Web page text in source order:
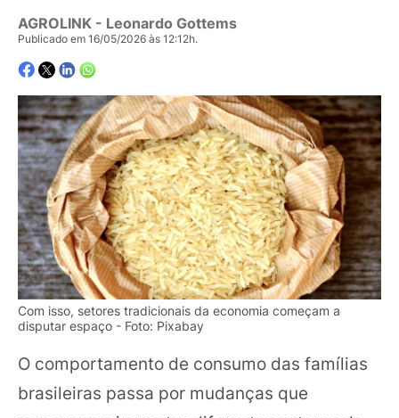
AGROLINK - Leonardo Gottems
Publicado em 16/05/2026 às 12:12h.
Com isso, setores tradicionais da economia começam a
disputar espaço - Foto: Pixabay
O comportamento de consumo das famílias
brasileiras passa por mudanças que